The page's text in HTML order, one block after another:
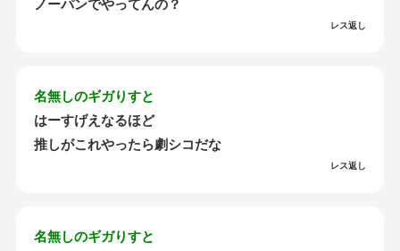
ノーパンでやってんの？
レス返し
名無しのギガりすと
はーすげえなるほど
推しがこれやったら劇シコだな
レス返し
名無しのギガりすと